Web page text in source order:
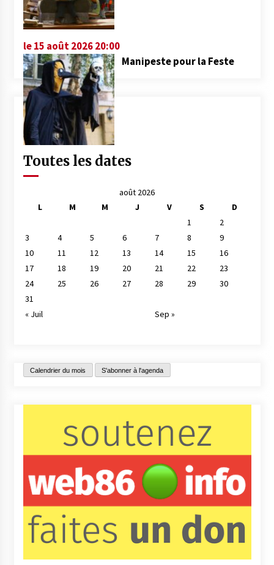
le 15 août 2026 20:00
Manipeste pour la Feste
Toutes les dates
août 2026
L
M M J V S
D
1
2
3
4 5 6 7 8
9
10
11 12 13 14 15
16
17
18 19 20 21 22
23
24
25 26 27 28 29
30
31
« Juil
Sep »
Calendrier du mois S'abonner à l'agenda